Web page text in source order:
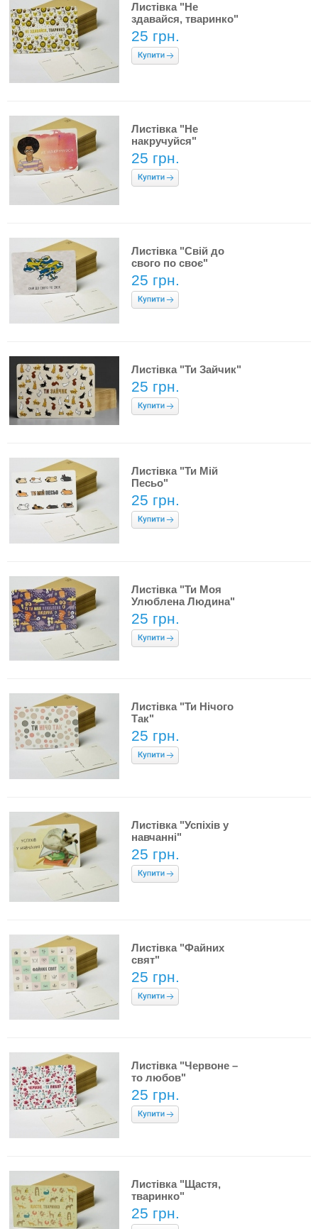
Листівка "Не
здавайся, тваринко"
25 грн.
Листівка "Не
накручуйся"
25 грн.
Листівка "Свій до
свого по своє"
25 грн.
Листівка "Ти Зайчик"
25 грн.
Листівка "Ти Мій
Песьо"
25 грн.
Листівка "Ти Моя
Улюблена Людина"
25 грн.
Листівка "Ти Нічого
Так"
25 грн.
Листівка "Успіхів у
навчанні"
25 грн.
Листівка "Файних
свят"
25 грн.
Листівка "Червоне –
то любов"
25 грн.
Листівка "Щастя,
тваринко"
25 грн.